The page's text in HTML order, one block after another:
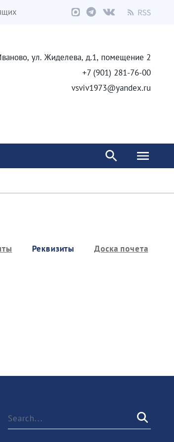
ул. Жиделева, д.1, помещение 2
+7 (901) 281-76-00
vsviv1973@yandex.ru
Реквизиты
Доска почета